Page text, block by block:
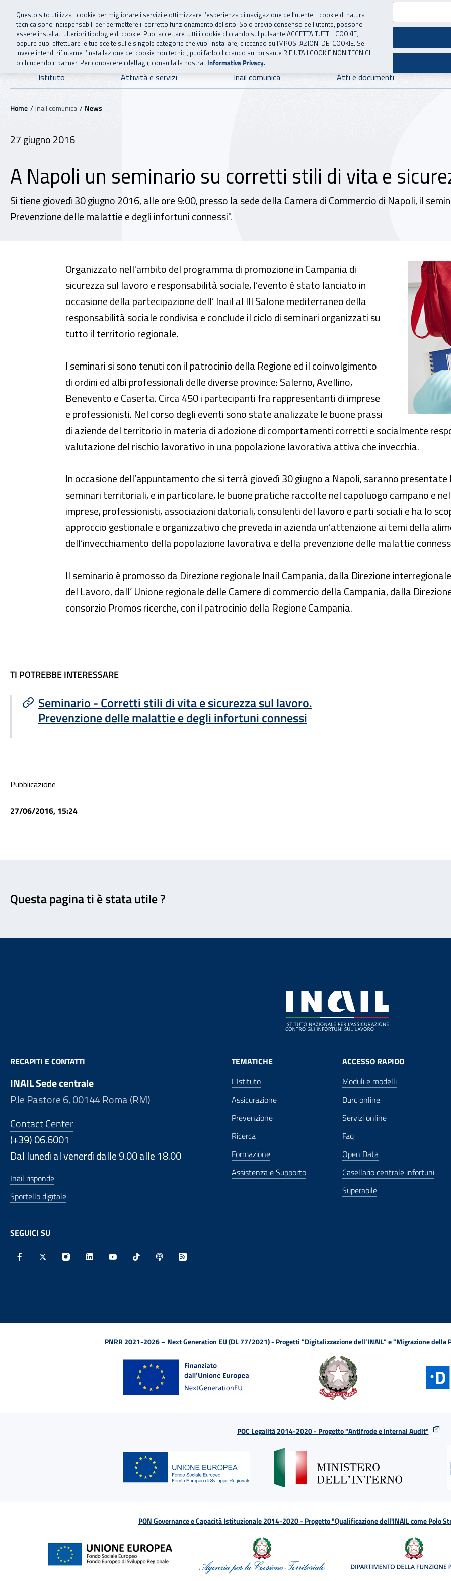
Vai al menu principale
Vai al contenuto principale
INAIL - Istituto Nazionale per l'Assicurazione
Navigazione principale
Istituto Attività e servizi Inail comunica Atti e documenti
Navigazione - Ti trovi in:
Home Inail comunica News
27 giugno 2016
A Napoli un seminario su corretti stili di vita e
Si tiene giovedì 30 giugno 2016, alle ore 9:00, presso la sede della Camera di Commercio di Napoli, il
Prevenzione delle malattie e degli infortuni connessi".
A Napoli un seminario su corretti stili di vita e sicurezza sul lavoro
Organizzato nell'ambito del programma di promozione in Campania di
sicurezza sul lavoro e responsabilità sociale, l’evento è stato lanciato in
occasione della partecipazione dell’ Inail al III Salone mediterraneo della
responsabilità sociale condivisa e conclude il ciclo di seminari organizzati su
tutto il territorio regionale.
I seminari si sono tenuti con il patrocinio della Regione ed il coinvolgimento
di ordini ed albi professionali delle diverse province: Salerno, Avellino,
Benevento e Caserta. Circa 450 i partecipanti fra rappresentanti di imprese
e professionisti. Nel corso degli eventi sono state analizzate le buone prassi
di aziende del territorio in materia di adozione di comportamenti corretti e socialmente
valutazione del rischio lavorativo in una popolazione lavorativa attiva che invecchia.
In occasione dell’appuntamento che si terrà giovedì 30 giugno a Napoli, saranno
seminari territoriali, e in particolare, le buone pratiche raccolte nel capoluogo campano e
imprese, professionisti, associazioni datoriali, consulenti del lavoro e parti sociali e ha lo
approccio gestionale e organizzativo che preveda in azienda un’attenzione ai temi della
dell’invecchiamento della popolazione lavorativa e della prevenzione delle malattie
Il seminario è promosso da Direzione regionale Inail Campania, dalla Direzione
del Lavoro, dall’ Unione regionale delle Camere di commercio della Campania, dalla
consorzio Promos ricerche, con il patrocinio della Regione Campania.
TI POTREBBE INTERESSARE
TI POTREBBE INTERESSARE
Seminario - Corretti stili di vita e sicurezza sul lavoro.
Prevenzione delle malattie e degli infortuni connessi
Condivisione social
Pubblicazione
27/06/2016, 15:24
Questa pagina ti è stata utile ?
RECAPITI E CONTATTI
INAIL Sede centrale
P.le Pastore 6, 00144 Roma (RM)
Contact Center
(+39) 06.6001
Dal lunedì al venerdì dalle 9.00 alle 18.00
Inail risponde
Sportello digitale
SEGUICI SU
TEMATICHE
L'Istituto
Assicurazione
Prevenzione
Ricerca
Formazione
Assistenza e Supporto
ACCESSO RAPIDO
Moduli e modelli
Durc online
Servizi online
Faq
Open Data
Casellario centrale infortuni
Superabile
PNRR 2021-2026 – Next Generation EU (DL 77/2021) - Progetti "Digitalizzazione dell’INAIL" e "Migrazione della
POC Legalità 2014-2020 - Progetto "Antifrode e Internal Audit"
PON Governance e Capacità Istituzionale 2014-2020 - Progetto "Qualificazione dell'INAIL come Polo
Questo sito utilizza i cookie per migliorare i servizi e ottimizzare l’esperienza di navigazione dell’utente. I cookie di natura
tecnica sono indispensabili per permettere il corretto funzionamento del sito. Solo previo consenso dell’utente, possono
essere installati ulteriori tipologie di cookie. Puoi accettare tutti i cookie cliccando sul pulsante ACCETTA TUTTI I COOKIE,
oppure puoi effettuare le tue scelte sulle singole categorie che vuoi installare, cliccando su IMPOSTAZIONI DEI COOKIE. Se
invece intendi rifiutarne l’installazione dei cookie non tecnici, puoi farlo cliccando sul pulsante RIFIUTA I COOKIE NON TECNICI
o chiudendo il banner. Per conoscere i dettagli, consulta la nostra Informativa Privacy.